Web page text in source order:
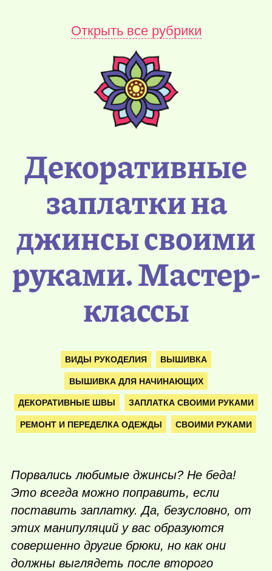
Открыть все рубрики
Декоративные
заплатки на
джинсы своими
руками. Мастер-
классы
ВИДЫ РУКОДЕЛИЯ ВЫШИВКА
ВЫШИВКА ДЛЯ НАЧИНАЮЩИХ
ДЕКОРАТИВНЫЕ ШВЫ ЗАПЛАТКА СВОИМИ РУКАМИ
РЕМОНТ И ПЕРЕДЕЛКА ОДЕЖДЫ СВОИМИ РУКАМИ
Порвались любимые джинсы? Не беда!
Это всегда можно поправить, если
поставить заплатку. Да, безусловно, от
этих манипуляций у вас образуются
совершенно другие брюки, но как они
должны выглядеть после второго